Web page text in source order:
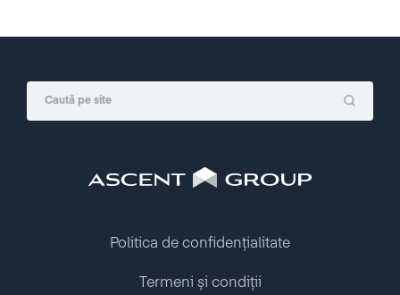
Politica de confidențialitate
Termeni și condiții